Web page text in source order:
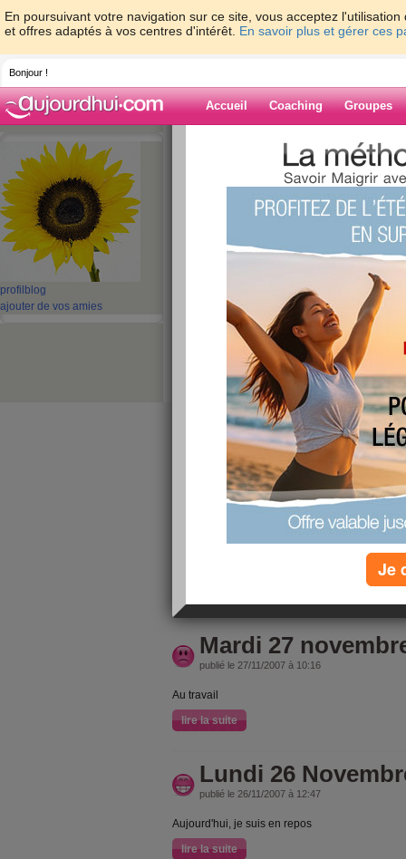
En poursuivant votre navigation sur ce site, vous acceptez
et offres adaptés à vos centres d'intérêt. En savoir plus et gérer ces
Bonjour !
Accueil Coaching Groupes
profil blog
ajouter de vos amies
>
Blog de
Suiv. ›
Grosse déprime.
publié le 17/12/2007 à 18:34
Je suis complétement découragée.
Je n'arrive plus à me motiver!
J'avais perdu 2kg la premiere semaine et j'en
recraque pour des cochonneries. et pourtant,
Au secours!
lire la suite
Mercredi 28
Mardi 27
publié le 27/11/2007 à 10:16
Au travail
lire la suite
Lundi 26
publié le 26/11/2007 à 12:47
Aujourd'hui, je suis en repos
lire la suite
Je